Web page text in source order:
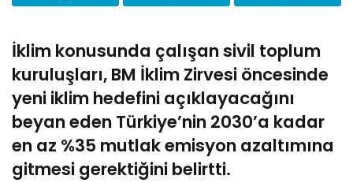
İklim konusunda çalışan sivil toplum
kuruluşları, BM İklim Zirvesi öncesinde
yeni iklim hedefini açıklayacağını
beyan eden Türkiye’nin 2030’a kadar
en az %35 mutlak emisyon azaltımına
gitmesi gerektiğini belirtti.